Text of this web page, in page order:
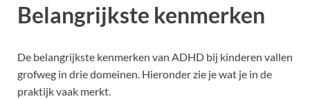
Belangrijkste kenmerken
De belangrijkste kenmerken van ADHD bij kinderen vallen
grofweg in drie domeinen. Hieronder zie je wat je in de
praktijk vaak merkt.